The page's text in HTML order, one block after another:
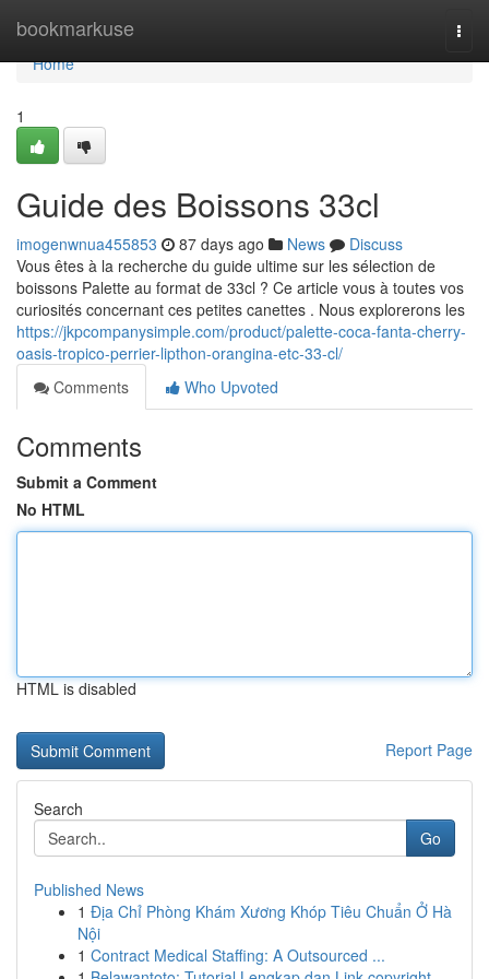
bookmarkuse
Home
Home
1
Guide des Boissons 33cl
imogenwnua455853 87 days ago News
Discuss
Vous êtes à la recherche du guide ultime sur les sélection de
boissons Palette au format de 33cl ? Ce article vous à toutes vos
curiosités concernant ces petites canettes . Nous explorerons les
https://jkpcompanysimple.com/product/palette-coca-fanta-cherry-
oasis-tropico-perrier-lipthon-orangina-etc-33-cl/
Comments
Who Upvoted
Comments
Submit a Comment
No HTML
HTML is disabled
Report Page
Search
Go
Published News
1 Địa Chỉ Phòng Khám Xương Khóp Tiêu Chuẩn Ở Hà
Nội
1 Contract Medical Staffing: A Outsourced ...